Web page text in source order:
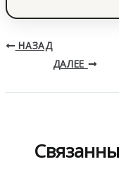
НАЗАД
ДАЛЕЕ